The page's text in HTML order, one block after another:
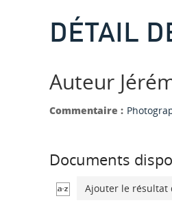
DÉTAIL
Auteur
Commentaire :
Documents
Ajouter le résultat